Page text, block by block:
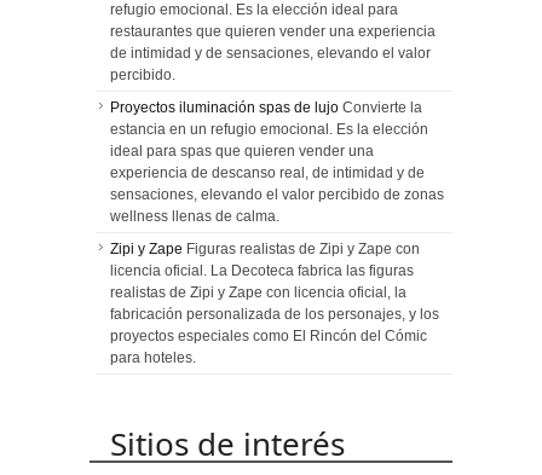
refugio emocional. Es la elección ideal para
restaurantes que quieren vender una experiencia
de intimidad y de sensaciones, elevando el valor
percibido.
Proyectos iluminación spas de lujo Convierte la
estancia en un refugio emocional. Es la elección
ideal para spas que quieren vender una
experiencia de descanso real, de intimidad y de
sensaciones, elevando el valor percibido de zonas
wellness llenas de calma.
Zipi y Zape Figuras realistas de Zipi y Zape con
licencia oficial. La Decoteca fabrica las figuras
realistas de Zipi y Zape con licencia oficial, la
fabricación personalizada de los personajes, y los
proyectos especiales como El Rincón del Cómic
para hoteles.
Sitios de interés